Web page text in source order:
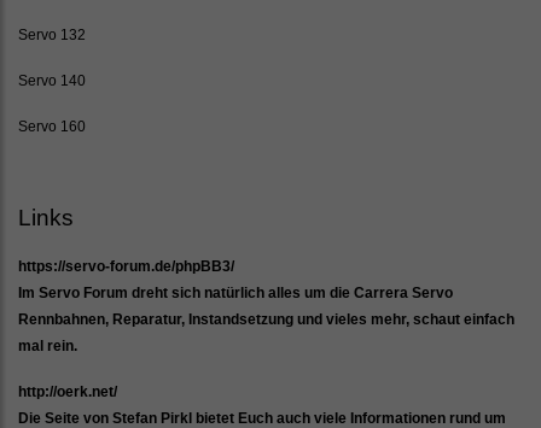
Servo 132
Servo 140
Servo 160
Links
https://servo-forum.de/phpBB3/
Im Servo Forum dreht sich natürlich alles um die Carrera Servo
Rennbahnen, Reparatur, Instandsetzung und vieles mehr, schaut einfach
mal rein.
http://oerk.net/
Die Seite von Stefan Pirkl bietet Euch auch viele Informationen rund um